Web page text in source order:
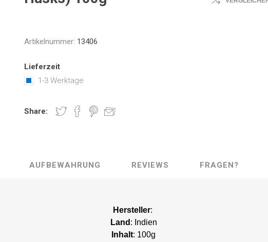
Artikelnummer: 13406
Lieferzeit
1-3 Werktage
Share:
AUFBEWAHRUNG REVIEWS FRAGEN?
Hersteller:
Land : Indien
Inhalt: 100g